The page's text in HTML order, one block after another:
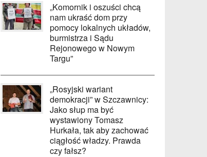
„Komornik i oszuści chcą
nam ukraść dom przy
pomocy lokalnych układów,
burmistrza i Sądu
Rejonowego w Nowym
Targu”
„Rosyjski wariant
demokracji” w Szczawnicy:
Jako słup ma być
wystawiony Tomasz
Hurkała, tak aby zachować
ciągłość władzy. Prawda
czy fałsz?